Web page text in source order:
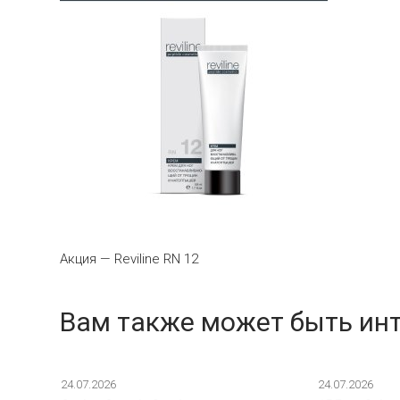
Акция — Reviline RN 12
Вам также может быть
24.07.2026 24.07.2026